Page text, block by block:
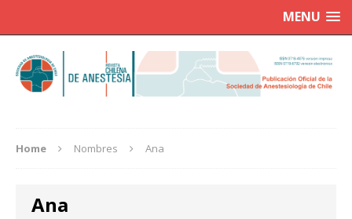
MENU
Home Nombres Ana
Ana